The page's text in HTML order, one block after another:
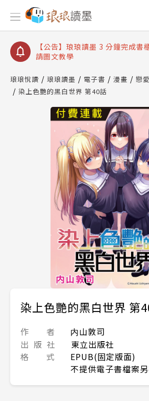
【公告】琅琅讀墨數位閱讀資產
【公告】琅琅讀墨書櫃開通常見
【公告】琅琅讀墨 3 分鐘完成書
請圖文教學
查詢
【公告】琅琅讀墨數位閱讀資產
琅琅悅讀 琅琅讀墨 電子書 漫畫
戀
染上色艷的黑白世界 第40話
染上色艷的黑白世界 第
作 者
内山敦司
出 版 社
東立出版社
格 式
EPUB(固定版面)
不提供電子書檔案